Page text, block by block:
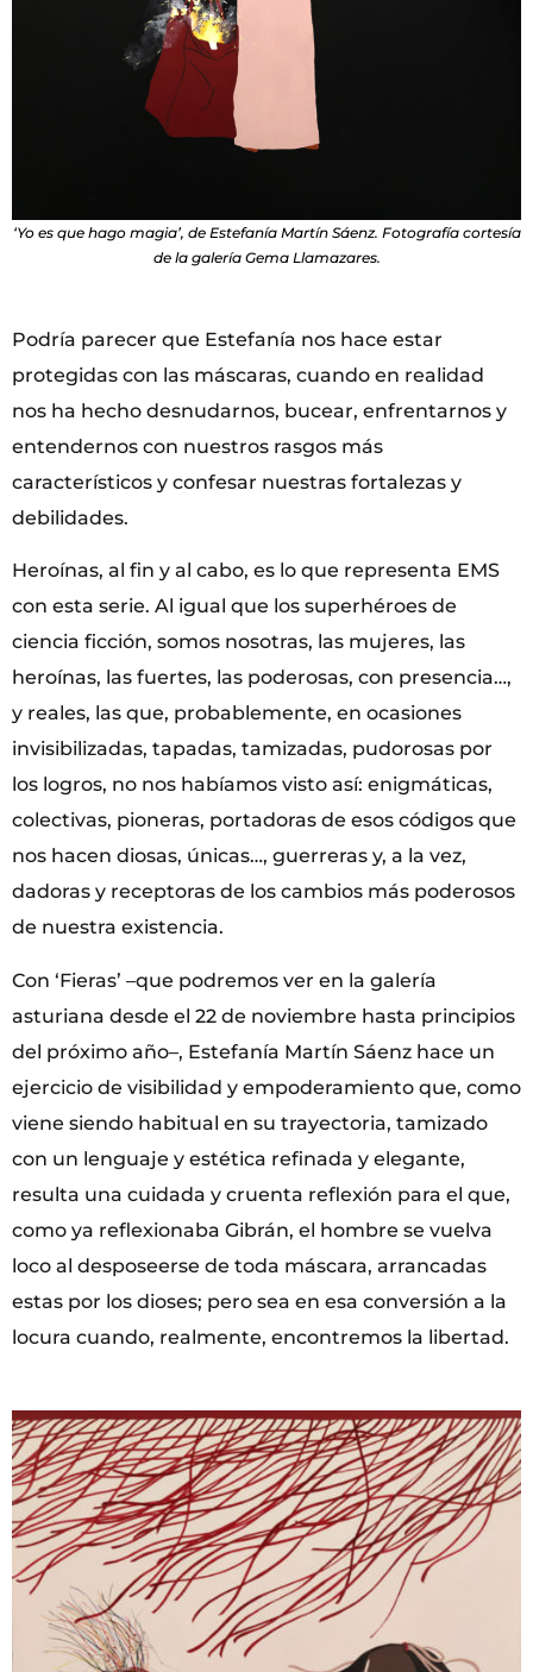
‘Yo es que hago magia’, de Estefanía Martín Sáenz. Fotografía cortesía
de la galería Gema Llamazares.
Podría parecer que Estefanía nos hace estar
protegidas con las máscaras, cuando en realidad
nos ha hecho desnudarnos, bucear, enfrentarnos y
entendernos con nuestros rasgos más
característicos y confesar nuestras fortalezas y
debilidades.
Heroínas, al fin y al cabo, es lo que representa EMS
con esta serie. Al igual que los superhéroes de
ciencia ficción, somos nosotras, las mujeres, las
heroínas, las fuertes, las poderosas, con presencia…,
y reales, las que, probablemente, en ocasiones
invisibilizadas, tapadas, tamizadas, pudorosas por
los logros, no nos habíamos visto así: enigmáticas,
colectivas, pioneras, portadoras de esos códigos que
nos hacen diosas, únicas…, guerreras y, a la vez,
dadoras y receptoras de los cambios más poderosos
de nuestra existencia.
Con ‘Fieras’ –que podremos ver en la galería
asturiana desde el 22 de noviembre hasta principios
del próximo año–, Estefanía Martín Sáenz hace un
ejercicio de visibilidad y empoderamiento que, como
viene siendo habitual en su trayectoria, tamizado
con un lenguaje y estética refinada y elegante,
resulta una cuidada y cruenta reflexión para el que,
como ya reflexionaba Gibrán, el hombre se vuelva
loco al desposeerse de toda máscara, arrancadas
estas por los dioses; pero sea en esa conversión a la
locura cuando, realmente, encontremos la libertad.